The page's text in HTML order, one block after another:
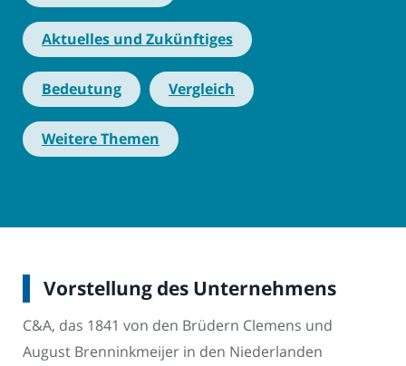
Aktuelles und Zukünftiges
Bedeutung Vergleich
Weitere Themen
Vorstellung des Unternehmens
C&A, das 1841 von den Brüdern Clemens und
August Brenninkmeijer in den Niederlanden